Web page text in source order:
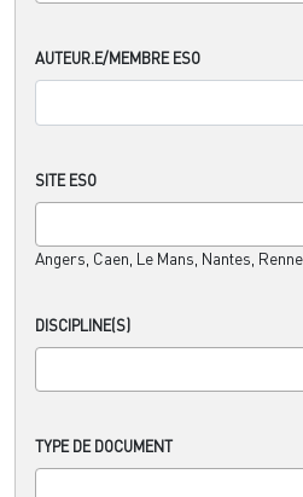
AUTEUR.E/MEMBRE ESO
SITE ESO
Angers, Caen, Le Mans, Nantes,
DISCIPLINE(S)
TYPE DE DOCUMENT